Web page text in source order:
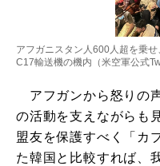
アフガニスタン人600人超を乗
C17輸送機の機内（米空軍公式
アフガンから怒りの
の活動を支えながらも
盟友を保護すべく「カ
た韓国と比較すれば、